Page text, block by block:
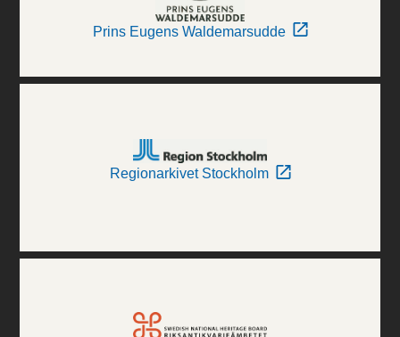
Prins Eugens Waldemarsudde
Regionarkivet Stockholm